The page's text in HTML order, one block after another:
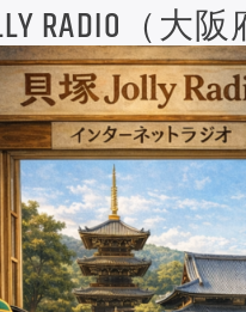
RADIO（大